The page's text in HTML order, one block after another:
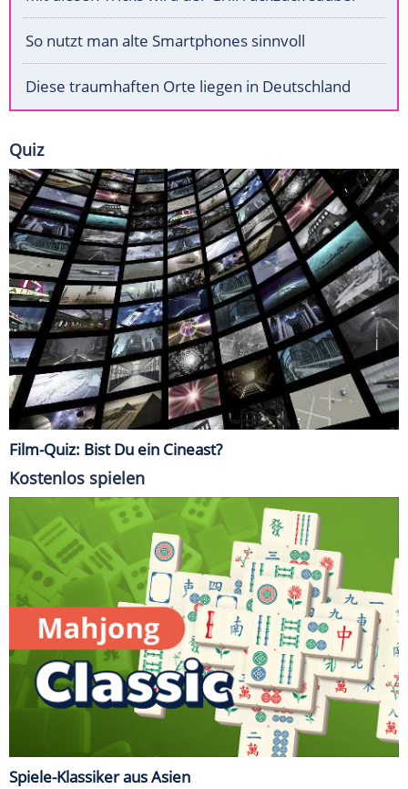
So nutzt man alte Smartphones sinnvoll
Diese traumhaften Orte liegen in Deutschland
Quiz
Film-Quiz: Bist Du ein Cineast?
Kostenlos spielen
Spiele-Klassiker aus Asien